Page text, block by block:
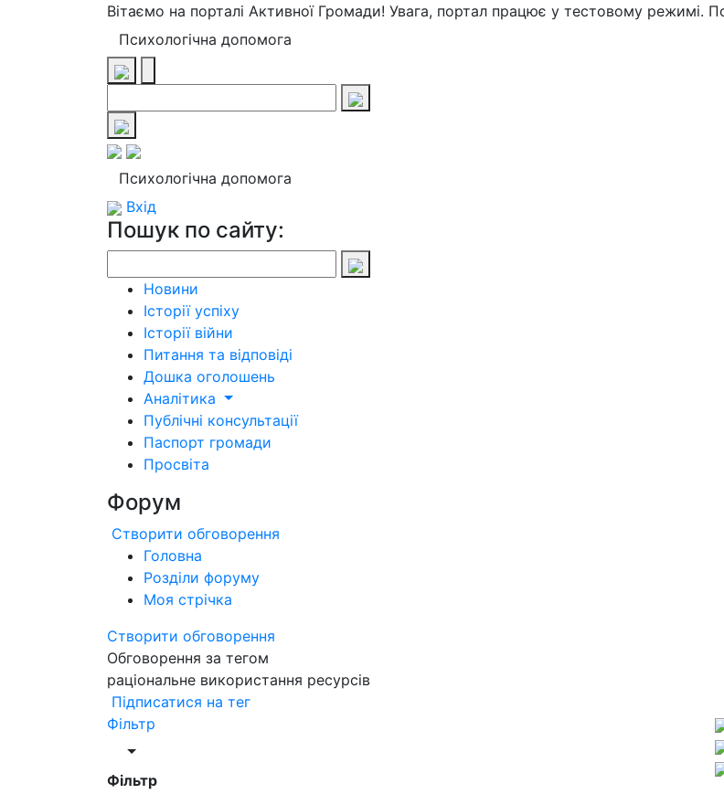
Вітаємо на порталі Активної Громади! Увага, портал працює у тестовому режимі.
Психологічна допомога
Психологічна допомога
Вхід
Пошук по сайту:
Новини
Історії успіху
Історії війни
Питання та відповіді
Дошка оголошень
Аналітика
Публічні консультації
Паспорт громади
Просвіта
Форум
Створити обговорення
Головна
Розділи форуму
Моя стрічка
Створити обговорення
Обговорення за тегом
раціональне використання ресурсів
Підписатися на тег
Фільтр
Фільтр